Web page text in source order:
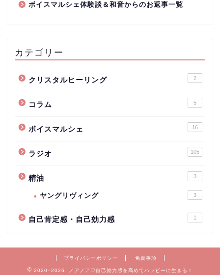
ボイスマルシェ体験談＆和音からのお返事一覧
カテゴリー
クリスタルヒーリング 2
コラム 5
ボイスマルシェ 16
ラジオ 105
精油 3
ヤングリヴィング 3
自己肯定感・自己効力感 1
プライバシーポリシー 免責事項
2020–2026 ノアノア♡自己効力感を高めてハッピーに生きる！